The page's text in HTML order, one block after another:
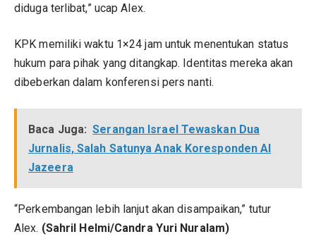
diduga terlibat,” ucap Alex.
KPK memiliki waktu 1×24 jam untuk menentukan status
hukum para pihak yang ditangkap. Identitas mereka akan
dibeberkan dalam konferensi pers nanti.
Baca Juga: Serangan Israel Tewaskan Dua
Jurnalis, Salah Satunya Anak Koresponden Al
Jazeera
“Perkembangan lebih lanjut akan disampaikan,” tutur
Alex. (Sahril Helmi/Candra Yuri Nuralam)